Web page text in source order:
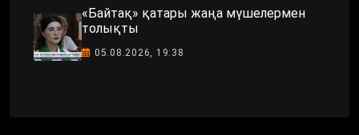
«Байтақ» қатары жаңа мүшелермен
толықты
05.08.2026, 19:38